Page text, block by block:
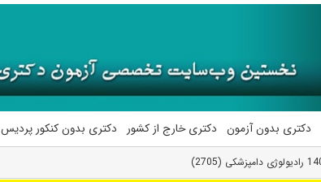
دکتری بدون آزمون دکتری خارج از کشور دکتری بدون کنکور پردیس